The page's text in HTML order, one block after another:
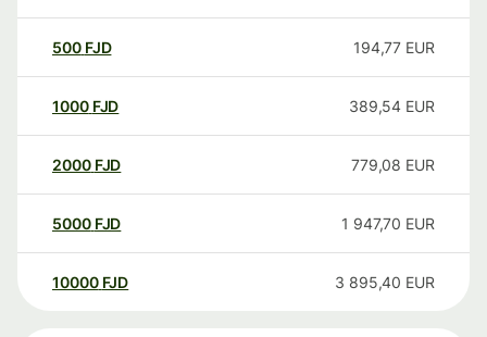
500 FJD 194,77 EUR
1000 FJD 389,54 EUR
2000 FJD 779,08 EUR
5000 FJD 1 947,70 EUR
10000 FJD 3 895,40 EUR